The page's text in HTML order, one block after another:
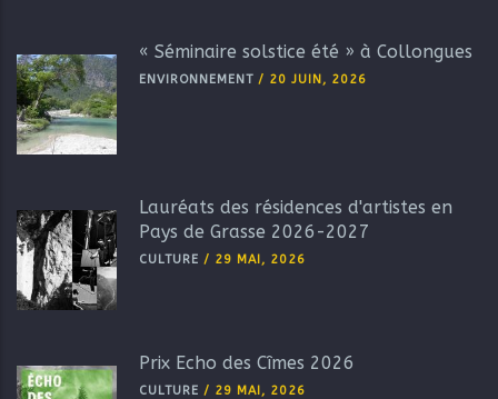
« Séminaire solstice été » à Collongues
ENVIRONNEMENT / 20 JUIN, 2026
Lauréats des résidences d'artistes en
Pays de Grasse 2026-2027
CULTURE / 29 MAI, 2026
Prix Echo des Cîmes 2026
CULTURE / 29 MAI, 2026